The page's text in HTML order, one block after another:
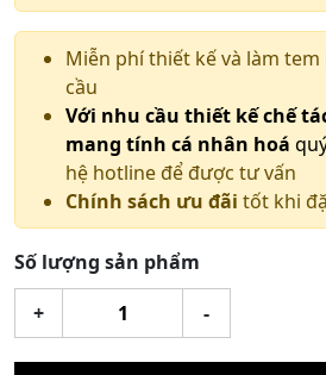
Miễn phí thiết kế và làm
cầu
Với nhu cầu thiết kế chế
mang tính cá nhân hoá
hệ hotline để được tư vấn
Chính sách ưu đãi tốt khi
Số lượng sản phẩm
-
Tượng
Phật
Di
+